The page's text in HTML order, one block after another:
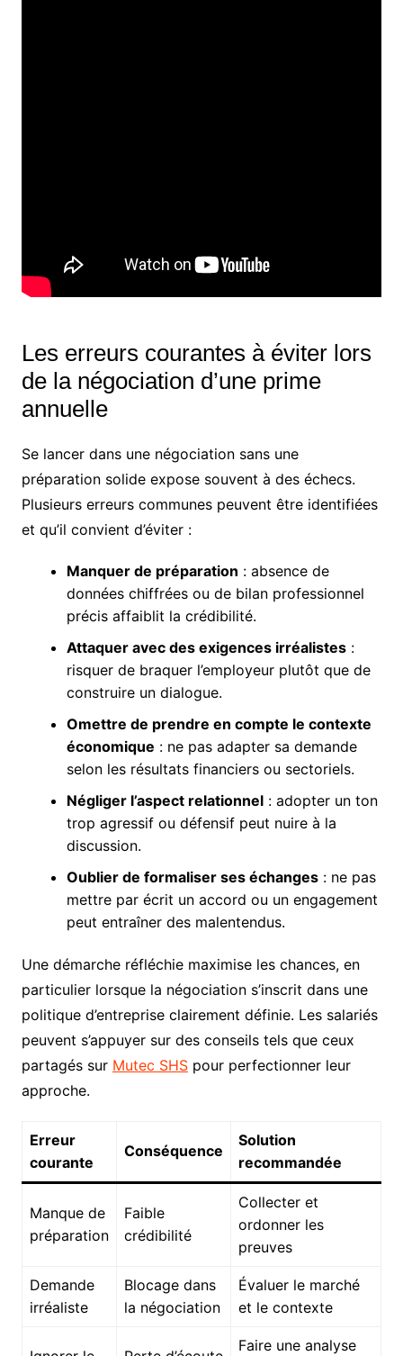
Les erreurs courantes à éviter lors
de la négociation d’une prime
annuelle
Se lancer dans une négociation sans une
préparation solide expose souvent à des échecs.
Plusieurs erreurs communes peuvent être identifiées
et qu’il convient d’éviter :
Manquer de préparation : absence de
données chiffrées ou de bilan professionnel
précis affaiblit la crédibilité.
Attaquer avec des exigences irréalistes:
risquer de braquer l’employeur plutôt que de
construire un dialogue.
Omettre de prendre en compte le contexte
économique : ne pas adapter sa demande
selon les résultats financiers ou sectoriels.
Négliger l’aspect relationnel: adopter un ton
trop agressif ou défensif peut nuire à la
discussion.
Oublier de formaliser ses échanges: ne pas
mettre par écrit un accord ou un engagement
peut entraîner des malentendus.
Une démarche réfléchie maximise les chances, en
particulier lorsque la négociation s’inscrit dans une
politique d’entreprise clairement définie. Les salariés
peuvent s’appuyer sur des conseils tels que ceux
partagés sur Mutec SHSpour perfectionner leur
approche.
Erreur
courante
Conséquence
Solution
recommandée
Manque de
préparation
Faible
crédibilité
Collecter et
ordonner les
preuves
Demande
irréaliste
Blocage dans
la négociation
Évaluer le marché
et le contexte
Faire une analyse